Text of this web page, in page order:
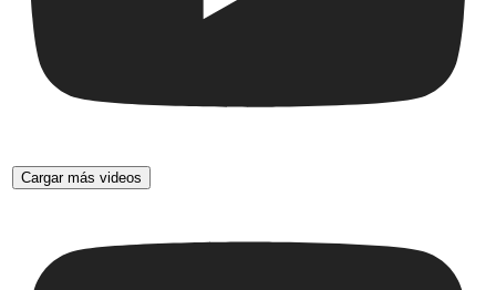
Cargar más videos